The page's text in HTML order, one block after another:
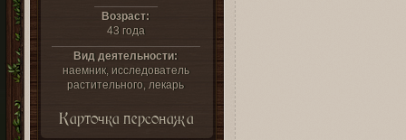
Возраст:
43 года
Вид деятельности:
наемник, исследователь
растительного, лекарь
Карточка персонажа